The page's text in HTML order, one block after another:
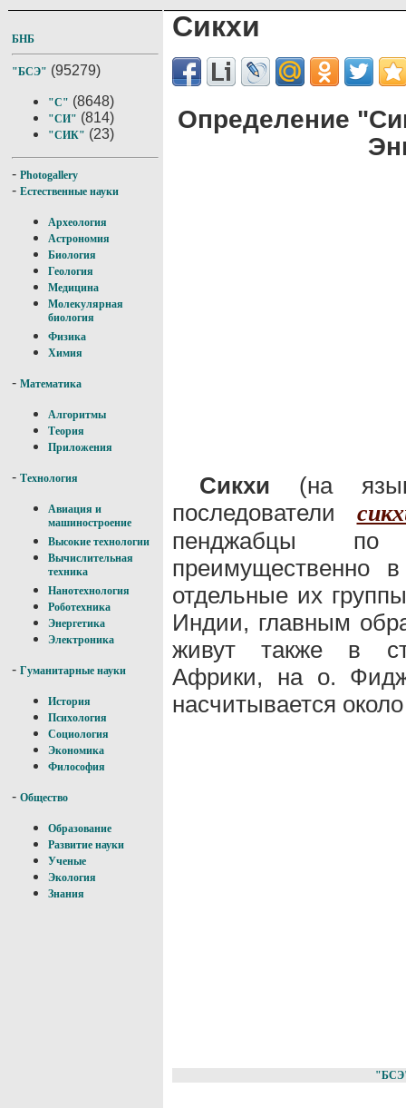
БНБ
"БСЭ" (95279)
"С" (8648)
"СИ" (814)
"СИК" (23)
- Photogallery
- Естественные науки
Археология
Астрономия
Биология
Геология
Медицина
Молекулярная
биология
Физика
Химия
- Математика
Алгоритмы
Теория
Приложения
- Технология
Авиация и
машиностроение
Высокие технологии
Вычислительная
техника
Нанотехнология
Роботехника
Энергетика
Электроника
- Гуманитарные науки
История
Психология
Социология
Экономика
Философия
- Общество
Образование
Развитие науки
Ученые
Экология
Знания
Сикхи
Определение
Сикхи (на
последователи
пенджабцы по
преимущественно
отдельные их
Индии, главным
живут также в
Африки, на о.
насчитывается